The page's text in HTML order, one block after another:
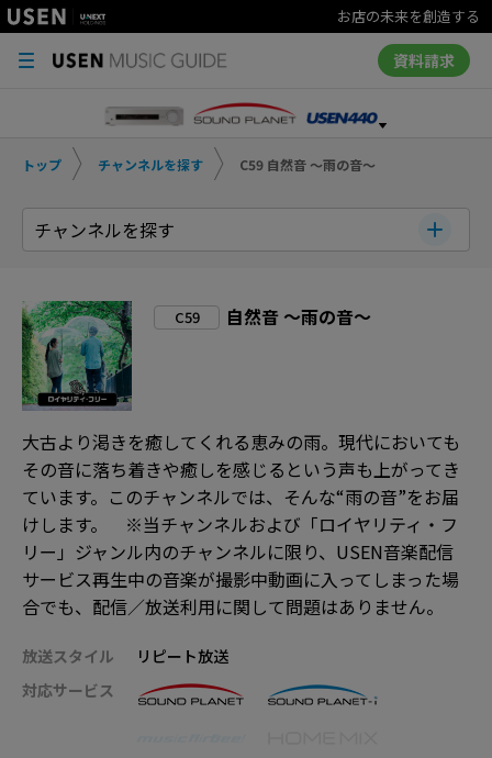
お店の未来を創造する
資料請求
トップ チャンネルを探す C59 自然音 ～雨の音～
チャンネルを探す
C59 自然音 ～雨の音～
大古より渇きを癒してくれる恵みの雨。現代においても
その音に落ち着きや癒しを感じるという声も上がってき
ています。このチャンネルでは、そんな“雨の音”をお届
けします。 ※当チャンネルおよび「ロイヤリティ・フ
リー」ジャンル内のチャンネルに限り、USEN音楽配信
サービス再生中の音楽が撮影中動画に入ってしまった場
合でも、配信／放送利用に関して問題はありません。
放送スタイル
リピート放送
対応サービス